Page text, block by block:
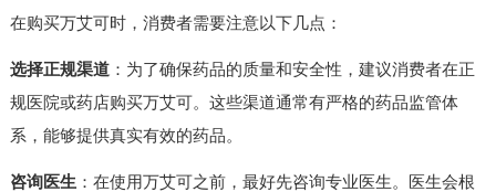
在购买万艾可时，消费者需要注意以下几点：
选择正规渠道：为了确保药品的质量和安全性，建议消费者在正
规医院或药店购买万艾可。这些渠道通常有严格的药品监管体
系，能够提供真实有效的药品。
咨询医生 ：在使用万艾可之前，最好先咨询专业医生。医生会根